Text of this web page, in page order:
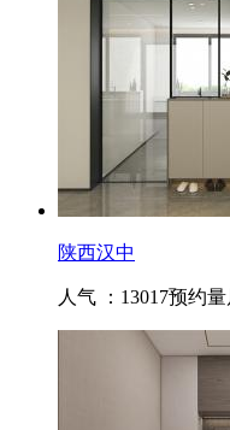
陕西汉中
人气 ：13017预约